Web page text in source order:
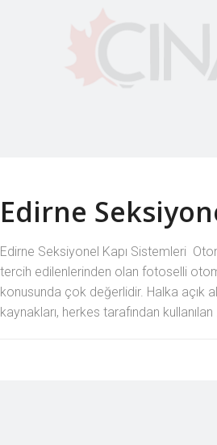
Edirne
Edirne Seksiyonel Kapı Sistemleri
tercih edilenlerinden olan fotoselli
konusunda çok değerlidir. Halka açık
kaynakları, herkes tarafından kullanılan